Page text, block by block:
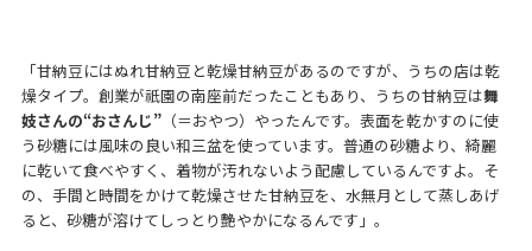
「甘納豆にはぬれ甘納豆と乾燥甘納豆があるのですが、うちの店は乾
燥タイプ。創業が祇園の南座前だったこともあり、うちの甘納豆は舞
妓さんの“おさんじ”（＝おやつ）やったんです。表面を乾かすのに使
う砂糖には風味の良い和三盆を使っています。普通の砂糖より、綺麗
に乾いて食べやすく、着物が汚れないよう配慮しているんですよ。そ
の、手間と時間をかけて乾燥させた甘納豆を、水無月として蒸しあげ
ると、砂糖が溶けてしっとり艶やかになるんです」。